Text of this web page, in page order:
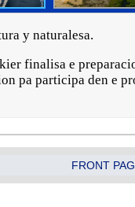
y naturalesa.
finalisa e
pa participa den e
FRONT